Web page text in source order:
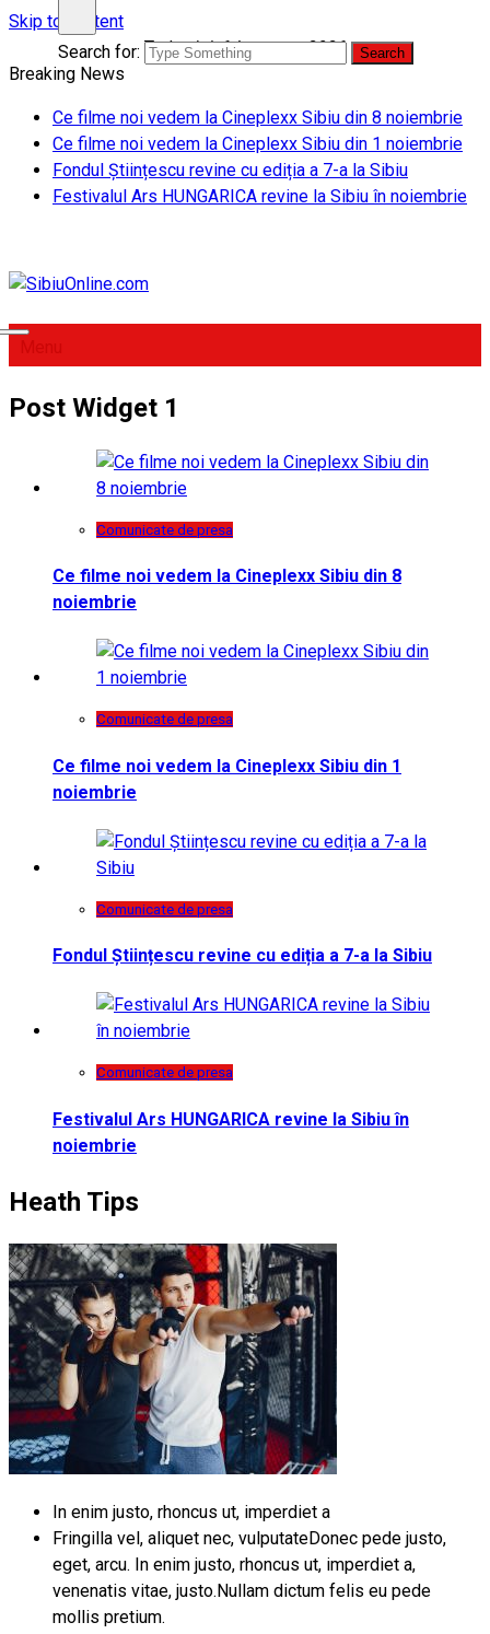
Skip to content
Today joi, 6th august 2026
Breaking News
Ce filme noi vedem la Cineplexx Sibiu din 8 noiembrie
Ce filme noi vedem la Cineplexx Sibiu din 1 noiembrie
Fondul Științescu revine cu ediția a 7-a la Sibiu
Festivalul Ars HUNGARICA revine la Sibiu în noiembrie
… locatii si evenimente din Sibiu!!!
Search for:
Post Widget 1
Comunicate de presa
Ce filme noi vedem la Cineplexx Sibiu din 8
noiembrie
Comunicate de presa
Ce filme noi vedem la Cineplexx Sibiu din 1
noiembrie
Comunicate de presa
Fondul Științescu revine cu ediția a 7-a la Sibiu
Comunicate de presa
Festivalul Ars HUNGARICA revine la Sibiu în
noiembrie
Heath Tips
In enim justo, rhoncus ut, imperdiet a
Fringilla vel, aliquet nec, vulputateDonec pede justo,
eget, arcu. In enim justo, rhoncus ut, imperdiet a,
venenatis vitae, justo.Nullam dictum felis eu pede
mollis pretium.